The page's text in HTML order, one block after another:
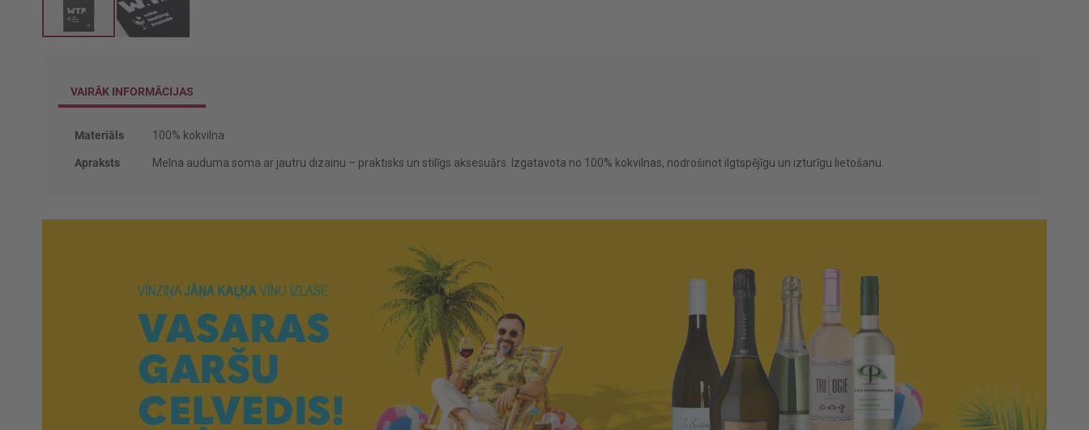
sākumuVAIRĀK INFORMĀCIJAS
Vairāk
Materiāls 100% kokvilna
Apraksts Melna auduma soma ar jautru dizainu – praktisks un stilīgs aksesuārs. Izgatavota no 100% kokvilnas, nodrošinot ilgtspējīgu un izturīgu lietošanu.